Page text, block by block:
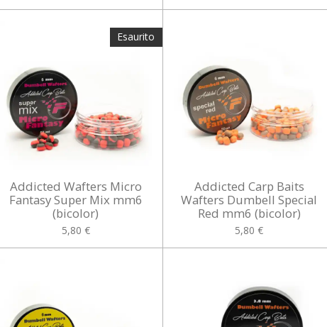
Esaurito
Addicted Wafters Micro
Fantasy Super Mix mm6
(bicolor)
5,80 €
Addicted Carp Baits
Wafters Dumbell Special
Red mm6 (bicolor)
5,80 €